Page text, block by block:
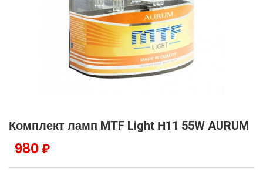
Комплект ламп MTF Light Н11 55W AURUM
980 ₽